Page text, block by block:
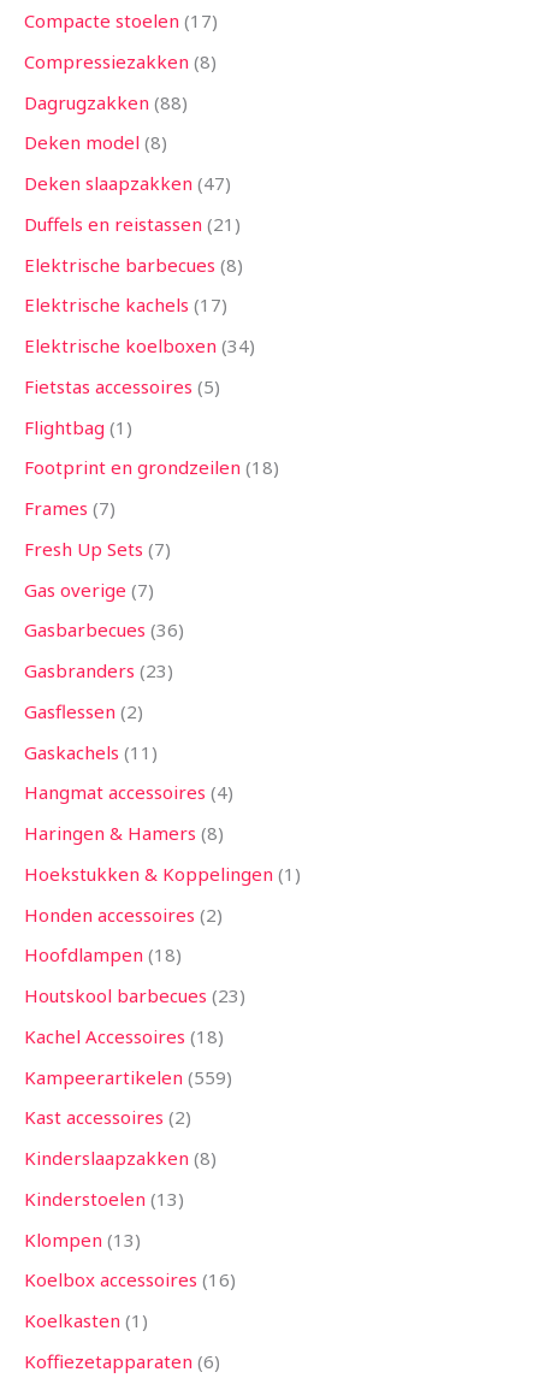
Compacte stoelen 17
Compressiezakken 8
Dagrugzakken 88
Deken model 8
Deken slaapzakken 47
Duffels en reistassen 21
Elektrische barbecues 8
Elektrische kachels 17
Elektrische koelboxen 34
Fietstas accessoires 5
Flightbag 1
Footprint en grondzeilen 18
Frames 7
Fresh Up Sets 7
Gas overige 7
Gasbarbecues 36
Gasbranders 23
Gasflessen 2
Gaskachels 11
Hangmat accessoires 4
Haringen & Hamers 8
Hoekstukken & Koppelingen 1
Honden accessoires 2
Hoofdlampen 18
Houtskool barbecues 23
Kachel Accessoires 18
Kampeerartikelen 559
Kast accessoires 2
Kinderslaapzakken 8
Kinderstoelen 13
Klompen 13
Koelbox accessoires 16
Koelkasten 1
Koffiezetapparaten 6